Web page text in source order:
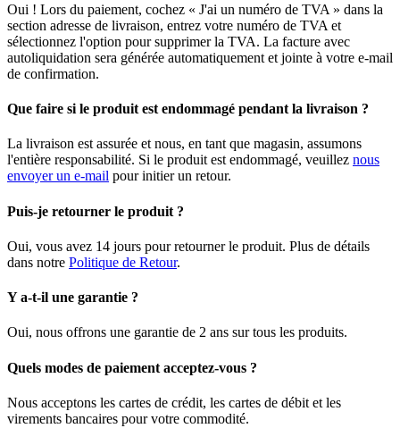
Oui ! Lors du paiement, cochez « J'ai un numéro de TVA » dans la
section adresse de livraison, entrez votre numéro de TVA et
sélectionnez l'option pour supprimer la TVA. La facture avec
autoliquidation sera générée automatiquement et jointe à votre e-mail
de confirmation.
Que faire si le produit est endommagé pendant la livraison ?
La livraison est assurée et nous, en tant que magasin, assumons
l'entière responsabilité. Si le produit est endommagé, veuillez nous
envoyer un e-mail pour initier un retour.
Puis-je retourner le produit ?
Oui, vous avez 14 jours pour retourner le produit. Plus de détails
dans notre Politique de Retour.
Y a-t-il une garantie ?
Oui, nous offrons une garantie de 2 ans sur tous les produits.
Quels modes de paiement acceptez-vous ?
Nous acceptons les cartes de crédit, les cartes de débit et les
virements bancaires pour votre commodité.